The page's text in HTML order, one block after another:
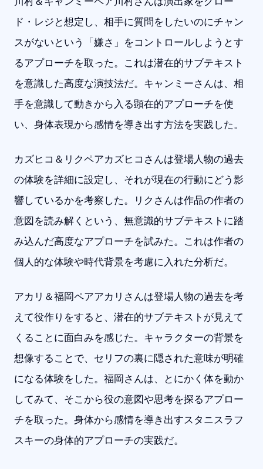
ド・レジと想定し、相手に質問をしたいのにチャン
スがないという「嫌さ」をコントロールしようとす
るアプローチを取った。これは潜在的サブテキスト
を意識した高度な演技法だ。キャンミーさんは、相
手を意識して動きから入る顕在的アプローチを使
い、身体表現から感情を導き出す方法を実践した。
カズヒコ＆リクペアカズヒコさんは登場人物の過去
の体験を詳細に設定し、それが現在の行動にどう影
響しているかを考察した。リクさんは作品の作者の
意図を読み解くという、無意識的サブテキストに踏
み込んだ高度なアプローチを試みた。これは作者の
個人的な体験や時代背景を考慮に入れた分析だ。
アカリ＆福岡ペアアカリさんは登場人物の過去を考
えて役作りをすると、潜在的サブテキストが見えて
くることに面白みを感じた。キャラクターの背景を
想像することで、セリフの裏に隠された意味が明確
になる体験をした。福岡さんは、とにかく体を動か
してみて、そこから役の意図や思考を探るアプロー
チを取った。身体から感情を導き出すスタニスラフ
スキーの身体的アプローチの実践だ。